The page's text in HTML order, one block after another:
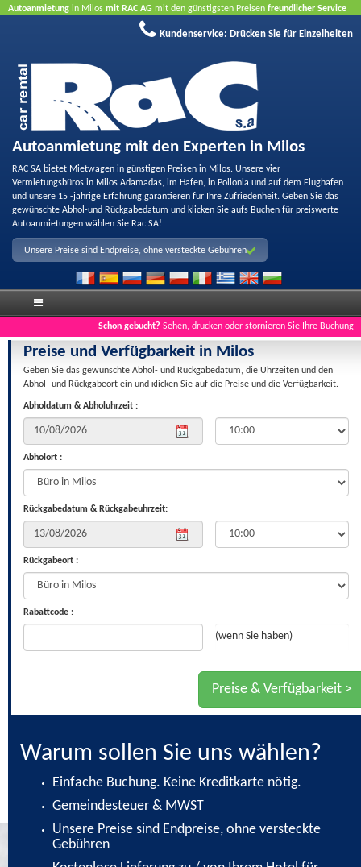
Autoanmietung in Milos mit RAC AG mit den günstigsten Preisen freundlicher Service
Buchen Sie jetzt, profitieren Sie von unseren Angeboten
Kundenservice: Drücken Sie für Einzelheiten
Autoanmietung mit den Experten in Milos
RAC SA bietet Mietwagen in günstigen Preisen in Milos. Unsere vier
Vermietungsbüros in Milos Adamadas, im Hafen, in Pollonia und auf dem Flughafen
und unsere 15 -jährige Erfahrung garantieren für Ihre Zufriedenheit. Geben Sie das
gewünschte Abhol-und Rückgabedatum und klicken Sie aufs Buchen für preiswerte
Autoanmietungen wählen Sie Rac SA!
Unsere Preise sind Endpreise, ohne versteckte Gebühren
Schon gebucht? Sehen, drucken oder stornieren Sie Ihre Buchung
Preise und Verfügbarkeit in Milos
Geben Sie das gewünschte Abhol- und Rückgabedatum, die Uhrzeiten und den
Abhol- und Rückgabeort ein und κlicken Sie auf die Preise und die Verfügbarkeit.
Abholdatum & Abholuhrzeit :
Abholort :
Rückgabedatum & Rückgabeuhrzeit:
Rückgabeort :
Rabattcode :
(wenn Sie haben)
Warum sollen Sie uns wählen?
Einfache Buchung. Keine Kreditkarte nötig.
Gemeindesteuer & MWST
Unsere Preise sind Endpreise, ohne versteckte
Gebühren